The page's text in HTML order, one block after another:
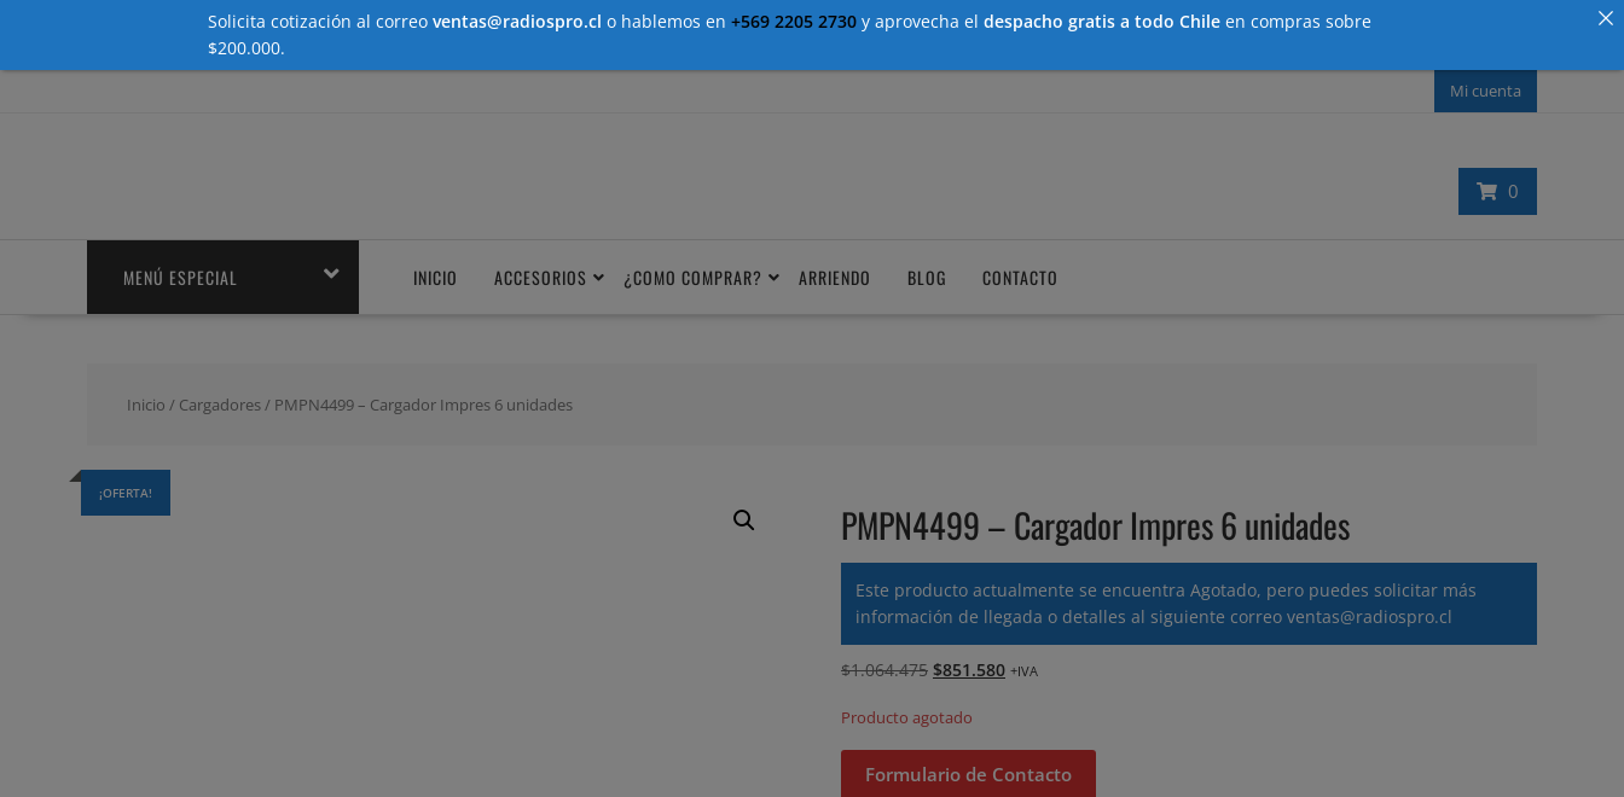
Mi cuenta
0
MENÚ ESPECIAL INICIO ACCESORIOS ¿COMO COMPRAR? ARRIENDO BLOG CONTACTO
Inicio / Cargadores/ PMPN4499 – Cargador Impres 6 unidades
¡OFERTA!
PMPN4499 – Cargador Impres 6 unidades
Este producto actualmente se encuentra Agotado, pero puedes solicitar más
información de llegada o detalles al siguiente correo ventas@radiospro.cl
$1.064.475 El
original
era:
$1.064.475.
$851.580El
es:
$851.580.
+IVA
Producto agotado
Formulario de Contacto
Solicita cotización al correo ventas@radiospro.cl o hablemos en +569 2205 2730 y aprovecha el despacho gratis a todo Chile en compras sobre
$200.000.